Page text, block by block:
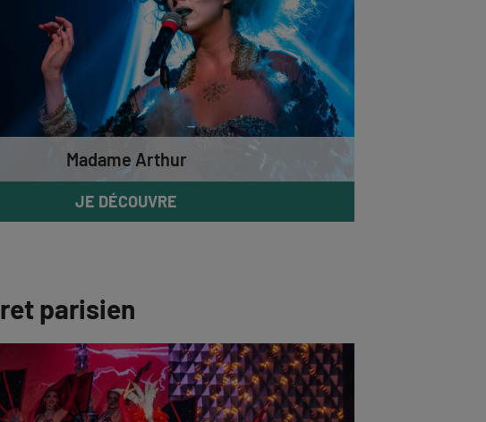
Madame Arthur
JE DÉCOUVRE
parisien